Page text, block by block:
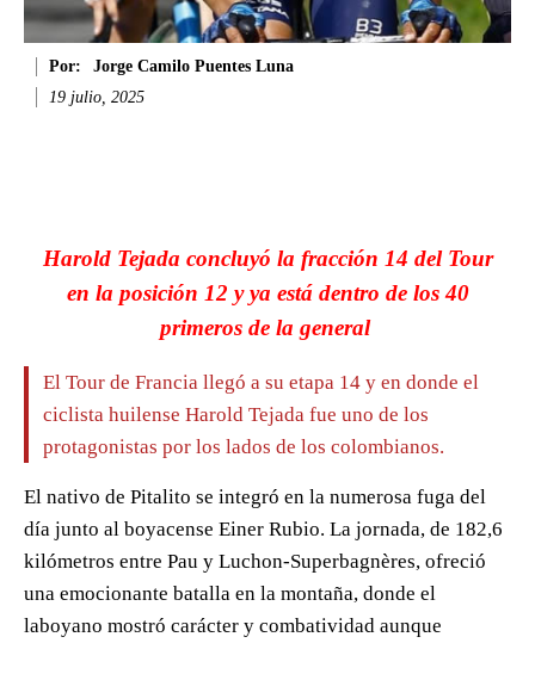
Por:
Jorge Camilo Puentes Luna
19 julio, 2025
Harold Tejada concluyó la fracción 14 del Tour
en la posición 12 y ya está dentro de los 40
primeros de la general
El Tour de Francia llegó a su etapa 14 y en donde el
ciclista huilense Harold Tejada fue uno de los
protagonistas por los lados de los colombianos.
El nativo de Pitalito se integró en la numerosa fuga del
día junto al boyacense Einer Rubio. La jornada, de 182,6
kilómetros entre Pau y Luchon-Superbagnères, ofreció
una emocionante batalla en la montaña, donde el
laboyano mostró carácter y combatividad aunque